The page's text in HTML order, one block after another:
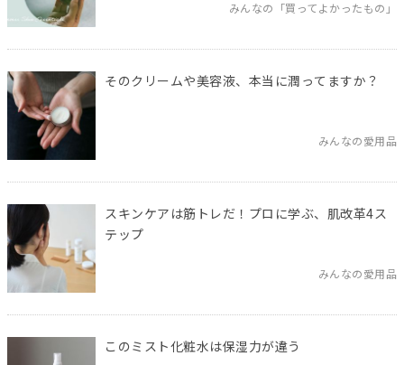
みんなの「買ってよかったもの」
そのクリームや美容液、本当に潤ってますか？
みんなの愛用品
スキンケアは筋トレだ！プロに学ぶ、肌改革4ス
テップ
みんなの愛用品
このミスト化粧水は保湿力が違う